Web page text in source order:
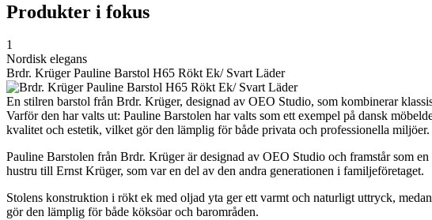
Produkter i fokus
1
Nordisk elegans
Brdr. Krüger Pauline Barstol H65 Rökt Ek/ Svart Läder
En stilren barstol från Brdr. Krüger, designad av OEO Studio, som kombinerar
Varför den har valts ut: Pauline Barstolen har valts som ett exempel på dansk
kvalitet och estetik, vilket gör den lämplig för både privata och professionella miljöer.
Pauline Barstolen från Brdr. Krüger är designad av OEO Studio och framstår som
hustru till Ernst Krüger, som var en del av den andra generationen i familjeföretaget.
Stolens konstruktion i rökt ek med oljad yta ger ett varmt och naturligt uttryck,
gör den lämplig för både köksöar och barområden.